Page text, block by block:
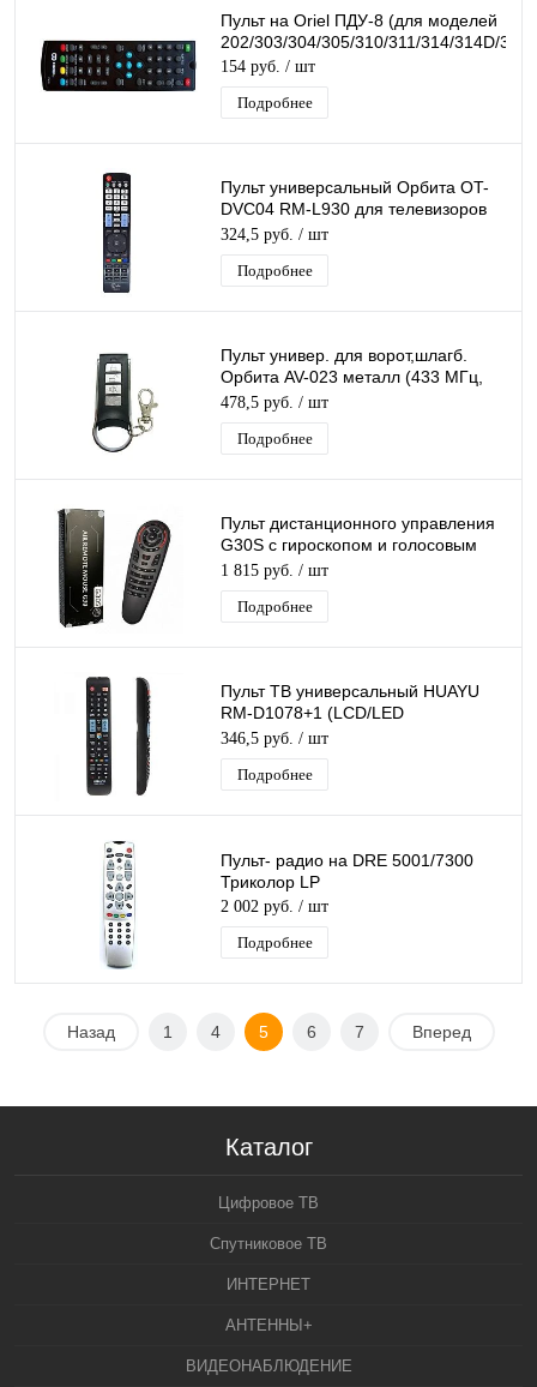
Пульт на Oriel ПДУ-8 (для моделей
202/303/304/305/310/311/314/314D/
154 руб. / шт
Подробнее
Пульт универсальный Орбита OT-
DVC04 RM-L930 для телевизоров
LG LCD/LED
324,5 руб. / шт
Подробнее
Пульт универ. для ворот,шлагб.
Орбита AV-023 металл (433 МГц,
27А)/500
478,5 руб. / шт
Подробнее
Пульт дистанционного управления
G30S с гироскопом и голосовым
управлением 2.4G
1 815 руб. / шт
Подробнее
Пульт ТВ универсальный HUAYU
RM-D1078+1 (LCD/LED
Samsung)/200
346,5 руб. / шт
Подробнее
Пульт- радио на DRE 5001/7300
Триколор LP
2 002 руб. / шт
Подробнее
Назад 1 4 5 6 7 Вперед
Каталог
Цифровое ТВ
Спутниковое ТВ
ИНТЕРНЕТ
АНТЕННЫ+
ВИДЕОНАБЛЮДЕНИЕ